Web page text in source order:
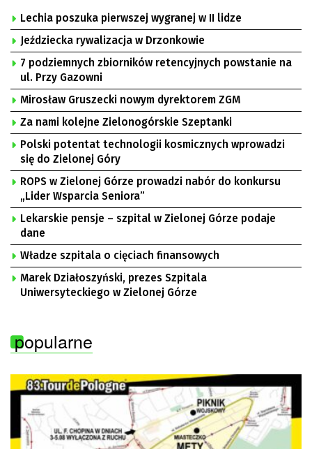
Lechia poszuka pierwszej wygranej w II lidze
Jeździecka rywalizacja w Drzonkowie
7 podziemnych zbiorników retencyjnych powstanie na
ul. Przy Gazowni
Mirosław Gruszecki nowym dyrektorem ZGM
Za nami kolejne Zielonogórskie Szeptanki
Polski potentat technologii kosmicznych wprowadzi
się do Zielonej Góry
ROPS w Zielonej Górze prowadzi nabór do konkursu
„Lider Wsparcia Seniora”
Lekarskie pensje – szpital w Zielonej Górze podaje
dane
Władze szpitala o cięciach finansowych
Marek Działoszyński, prezes Szpitala
Uniwersyteckiego w Zielonej Górze
popularne